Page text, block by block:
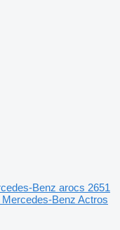
Benz arocs 2651
Benz Actros